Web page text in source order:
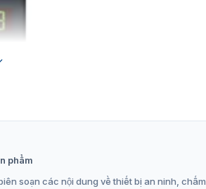
phẩm
soạn các nội dung về thiết bị an ninh, chấm